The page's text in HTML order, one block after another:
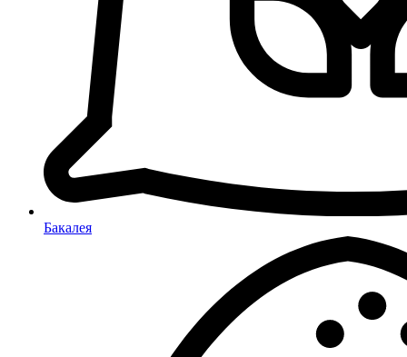
Бакалея